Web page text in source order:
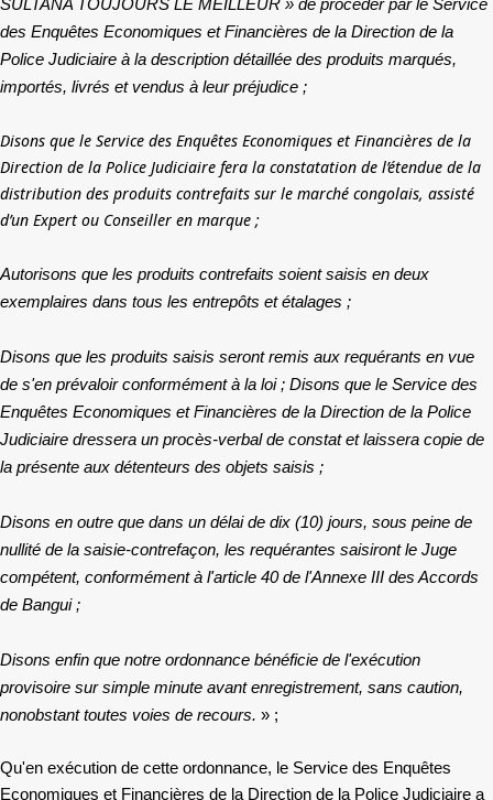
SULTANA TOUJOURS LE MEILLEUR » de procéder par le Service
des Enquêtes Economiques et Financières de la Direction de la
Police Judiciaire à la description détaillée des produits marqués,
importés, livrés et vendus à leur préjudice ;
Disons que le Service des Enquêtes Economiques et Financières de la
Direction de la Police Judiciaire fera la constatation de l’étendue de la
distribution des produits contrefaits sur le marché congolais, assisté
d’un Expert ou Conseiller en marque ;
Autorisons que les produits contrefaits soient saisis en deux
exemplaires dans tous les entrepôts et étalages ;
Disons que les produits saisis seront remis aux requérants en vue
de s'en prévaloir conformément à la loi ; Disons que le Service des
Enquêtes Economiques et Financières de la Direction de la Police
Judiciaire dressera un procès-verbal de constat et laissera copie de
la présente aux détenteurs des objets saisis ;
Disons en outre que dans un délai de dix (10) jours, sous peine de
nullité de la saisie-contrefaçon, les requérantes saisiront le Juge
compétent, conformément à l'article 40 de l'Annexe III des Accords
de Bangui ;
Disons enfin que notre ordonnance bénéficie de l'exécution
provisoire sur simple minute avant enregistrement, sans caution,
nonobstant toutes voies de recours. » ;
Qu'en exécution de cette ordonnance, le Service des Enquêtes
Economiques et Financières de la Direction de la Police Judiciaire a